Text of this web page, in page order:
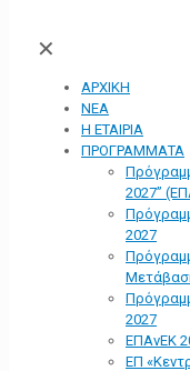
✕
ΑΡΧΙΚΗ
ΝΕΑ
Η ΕΤΑΙΡΙΑ
ΠΡΟΓΡΑΜΜΑΤΑ
2027”
2027
2027
ΕΠΑνΕΚ
ΕΠ